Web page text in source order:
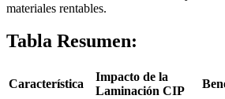
materiales rentables.
Tabla Resumen:
Característica
Impacto de la
Laminación CIP